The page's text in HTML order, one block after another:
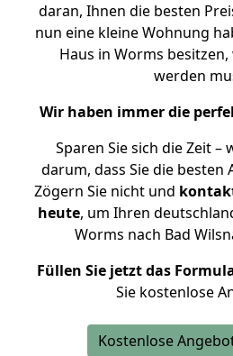
daran, Ihnen die besten
nun eine kleine Wohnung
Haus in Worms
werden
Wir haben immer die
Sparen Sie sich die Zeit
darum, dass Sie die besten
Zögern Sie nicht und
heute, um Ihren
Worms nach Bad
Füllen Sie jetzt das
Sie kostenlose
Kostenlose